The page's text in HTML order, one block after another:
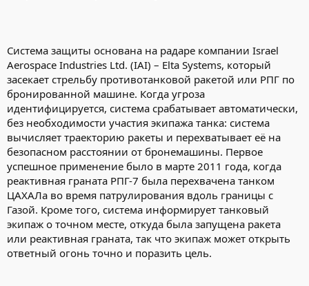
Система защиты основана на радаре компании Israel
Aerospace Industries Ltd. (IAI) – Elta Systems, который
засекает стрельбу противотанковой ракетой или РПГ по
бронированной машине. Когда угроза
идентифицируется, система срабатывает автоматически,
без необходимости участия экипажа танка: система
вычисляет траекторию ракеты и перехватывает её на
безопасном расстоянии от бронемашины. Первое
успешное применение было в марте 2011 года, когда
реактивная граната РПГ-7 была перехвачена танком
ЦАХАЛа во время патрулирования вдоль границы с
Газой. Кроме того, система информирует танковый
экипаж о точном месте, откуда была запущена ракета
или реактивная граната, так что экипаж может открыть
ответный огонь точно и поразить цель.